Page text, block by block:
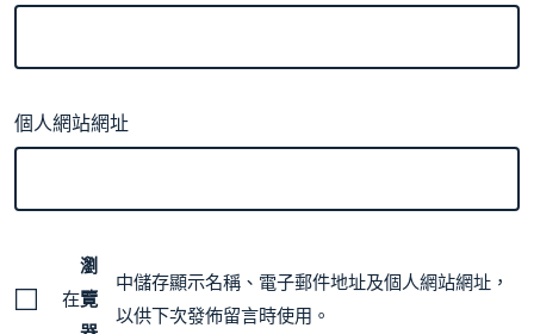
個人網站網址
在
瀏
覽
中儲存顯示名稱、電子郵件地址及個人網站網址，
以供下次發佈留言時使用。